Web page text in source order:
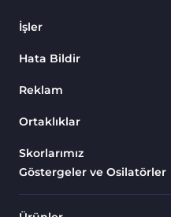
İşler
Hata Bildir
Reklam
Ortaklıklar
Skorlarımız
Göstergeler ve Osilatörler